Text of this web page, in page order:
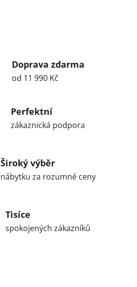
Doprava zdarma
od 11 990 Kč
Perfektní
zákaznická podpora
Široký výběr
nábytku za rozumné ceny
Tisíce
spokojených zákazníků